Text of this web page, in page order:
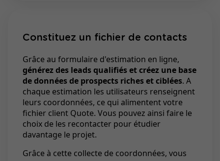
Constituez un fichier de contacts
Grâce au formulaire d'estimation en ligne,
générez des leads qualifiés et créez une base
de données de prospects riches et ciblées. A
chaque estimation les utilisateurs renseignent
leurs coordonnées, ce qui alimentent votre
fichier client Quote. Vous pouvez ainsi faire le
choix de les recontacter pour étudier
davantage le projet.
Grâce à cette collecte de coordonnées, vous